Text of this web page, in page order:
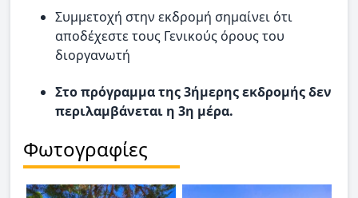
Συμμετοχή στην εκδρομή σημαίνει ότι
αποδέχεστε τους Γενικούς όρους του
διοργανωτή
Στο πρόγραμμα της 3ήμερης εκδρομής δεν
περιλαμβάνεται η 3η μέρα.
Φωτογραφίες